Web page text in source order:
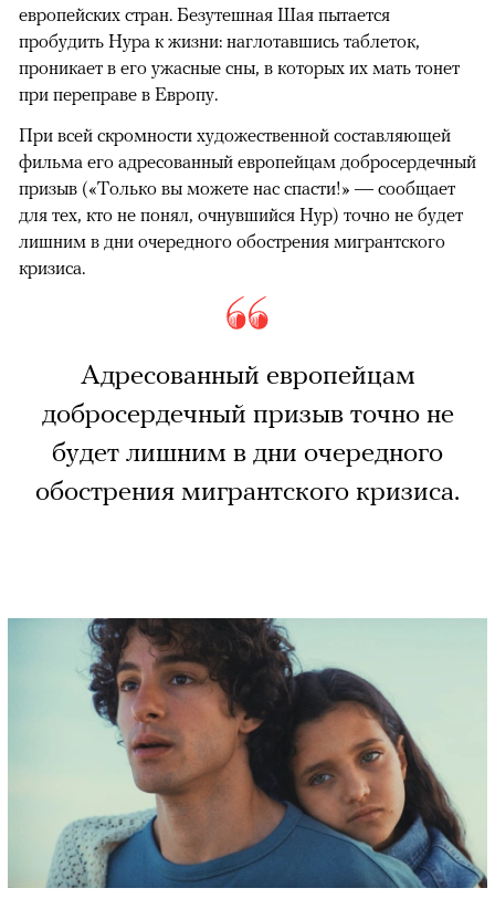
европейских стран. Безутешная Шая пытается
пробудить Нура к жизни: наглотавшись таблеток,
проникает в его ужасные сны, в которых их мать тонет
при переправе в Европу.
При всей скромности художественной составляющей
фильма его адресованный европейцам добросердечный
призыв («Только вы можете нас спасти!» — сообщает
для тех, кто не понял, очнувшийся Нур) точно не будет
лишним в дни очередного обострения мигрантского
кризиса.
Адресованный европейцам
добросердечный призыв точно не
будет лишним в дни очередного
обострения мигрантского кризиса.